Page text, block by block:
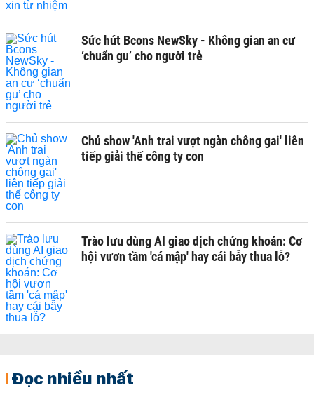
Sức hút Bcons NewSky - Không gian an cư
‘chuẩn gu’ cho người trẻ
Chủ show 'Anh trai vượt ngàn chông gai' liên
tiếp giải thế công ty con
Trào lưu dùng AI giao dịch chứng khoán: Cơ
hội vươn tầm 'cá mập' hay cái bẫy thua lỗ?
Đọc nhiều nhất